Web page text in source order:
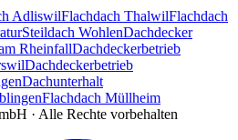
AdliswilFlachdach ThalwilFlachdach
Steildach WohlenDachdecker
RheinfallDachdeckerbetrieb
Dachdeckerbetrieb
Dachunterhalt
Flachdach Müllheim
· Alle Rechte vorbehalten